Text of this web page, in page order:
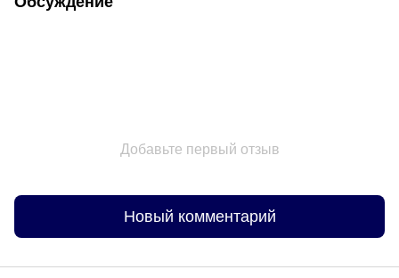
Добавьте первый отзыв
Новый комментарий